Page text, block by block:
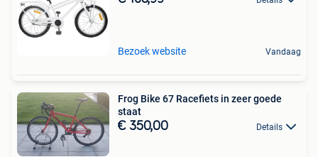
Bezoek website Vandaag
Frog Bike 67 Racefiets in zeer goede
staat
€ 350,00 Details